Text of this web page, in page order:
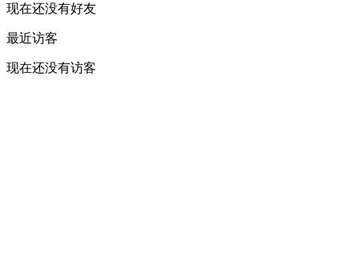
现在还没有好友
最近访客
现在还没有访客